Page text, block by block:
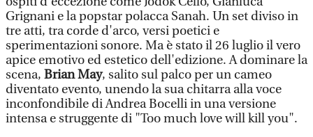
Grignani e la popstar polacca Sanah. Un set diviso in
tre atti, tra corde d'arco, versi poetici e
sperimentazioni sonore. Ma è stato il 26 luglio il vero
apice emotivo ed estetico dell'edizione. A dominare la
scena, Brian May, salito sul palco per un cameo
diventato evento, unendo la sua chitarra alla voce
inconfondibile di Andrea Bocelli in una versione
intensa e struggente di "Too much love will kill you".